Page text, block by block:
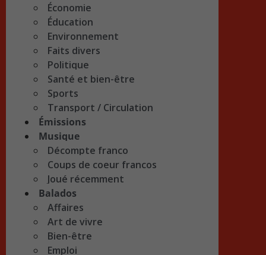
Économie
Éducation
Environnement
Faits divers
Politique
Santé et bien-être
Sports
Transport / Circulation
Émissions
Musique
Décompte franco
Coups de coeur francos
Joué récemment
Balados
Affaires
Art de vivre
Bien-être
Emploi